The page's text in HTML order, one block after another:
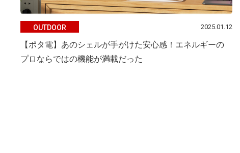
OUTDOOR 2025.01.12
【ポタ電】あのシェルが手がけた安心感！エネルギーの
プロならではの機能が満載だった